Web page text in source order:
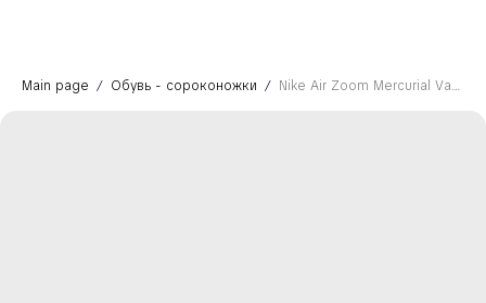
Main page Обувь - сороконожки Nike Air Zoom Mercurial Vapor 15 Academy TF - United Pack